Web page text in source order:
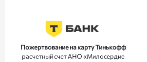
Пожертвование на карту Тинькофф
расчетный счет АНО «Милосердие